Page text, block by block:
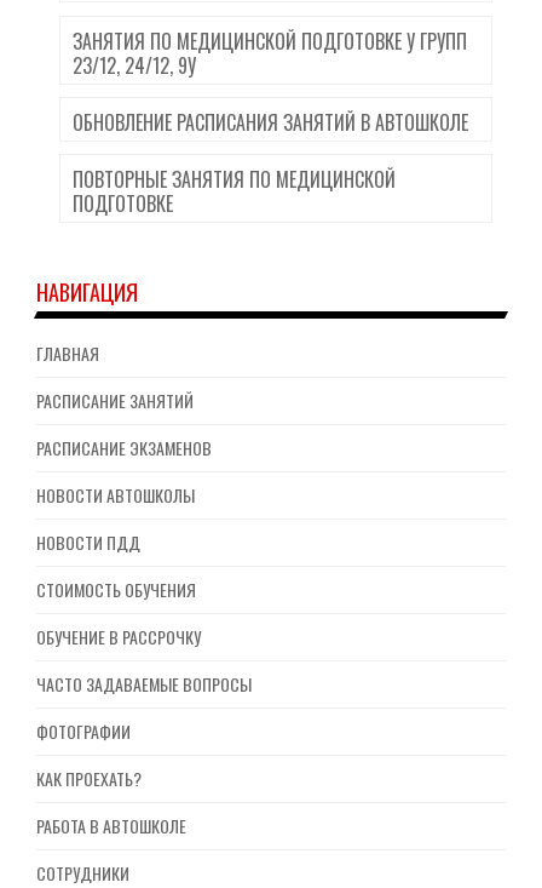
ЗАНЯТИЯ ПО МЕДИЦИНСКОЙ ПОДГОТОВКЕ У ГРУПП
23/12, 24/12, 9У
ОБНОВЛЕНИЕ РАСПИСАНИЯ ЗАНЯТИЙ В АВТОШКОЛЕ
ПОВТОРНЫЕ ЗАНЯТИЯ ПО МЕДИЦИНСКОЙ
ПОДГОТОВКЕ
НАВИГАЦИЯ
ГЛАВНАЯ
РАСПИСАНИЕ ЗАНЯТИЙ
РАСПИСАНИЕ ЭКЗАМЕНОВ
НОВОСТИ АВТОШКОЛЫ
НОВОСТИ ПДД
СТОИМОСТЬ ОБУЧЕНИЯ
ОБУЧЕНИЕ В РАССРОЧКУ
ЧАСТО ЗАДАВАЕМЫЕ ВОПРОСЫ
ФОТОГРАФИИ
КАК ПРОЕХАТЬ?
РАБОТА В АВТОШКОЛЕ
СОТРУДНИКИ